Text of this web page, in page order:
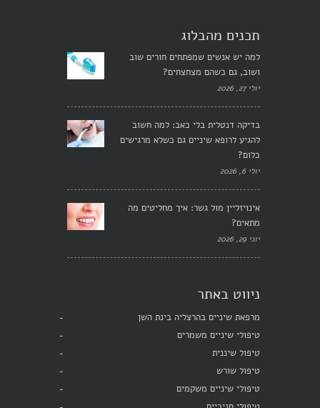
תכנים מהבלוג
למה יש אנשים שמפתחים חורים שוב
ושוב, גם כשהם מצחצחים?
יולי 27, 2026
בדיקה דנטלית בלי כאב: למה חשוב
להגיע לרופא שיניים גם כשלא מרגישים
כלום?
יולי 6, 2026
אינויזליין מול גשר: איך מחליטים מה
מתאים?
יוני 29, 2026
ניווט באתר
מרפאת שיניים בהרצליה בינת השן
טיפולי שיניים משמרים
טיפול שיננית
טיפול שורש
טיפולי שיניים משקמים